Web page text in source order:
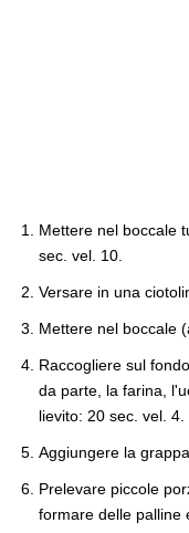
Mettere nel boccale
sec. vel. 10.
Versare in una
Mettere nel boccale
Raccogliere sul
da parte, la farina,
lievito: 20 sec. vel. 4.
Aggiungere la
Prelevare piccole
formare delle palline